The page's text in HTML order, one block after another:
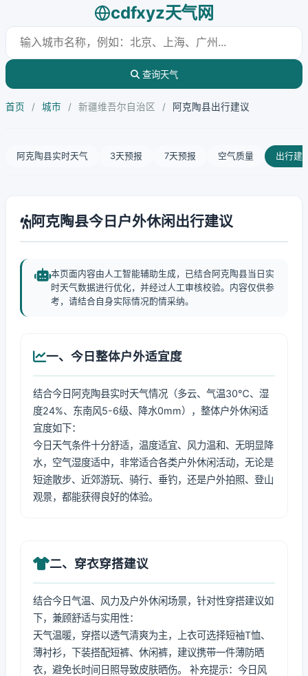
cdfxyz天气网
查询天气
首页 / 城市 / 新疆维吾尔自治区 / 阿克陶县出行建议
阿克陶县实时天气 3天预报 7天预报 空气质量 出行建
阿克陶县今日户外休闲出行建议
本页面内容由人工智能辅助生成，已结合阿克陶县当日实
时天气数据进行优化，并经过人工审核校验。内容仅供参
考，请结合自身实际情况酌情采纳。
一、今日整体户外适宜度
结合今日阿克陶县实时天气情况（多云、气温30℃、湿
度24%、东南风5-6级、降水0mm），整体户外休闲适
宜度如下：
今日天气条件十分舒适，温度适宜、风力温和、无明显降
水，空气湿度适中，非常适合各类户外休闲活动，无论是
短途散步、近郊游玩、骑行、垂钓，还是户外拍照、登山
观景，都能获得良好的体验。
二、穿衣穿搭建议
结合今日气温、风力及户外休闲场景，针对性穿搭建议如
下，兼顾舒适与实用性：
天气温暖，穿搭以透气清爽为主，上衣可选择短袖T恤、
薄衬衫，下装搭配短裤、休闲裤，建议携带一件薄防晒
衣，避免长时间日照导致皮肤晒伤。 补充提示：今日风